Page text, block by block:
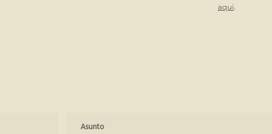
aqui.